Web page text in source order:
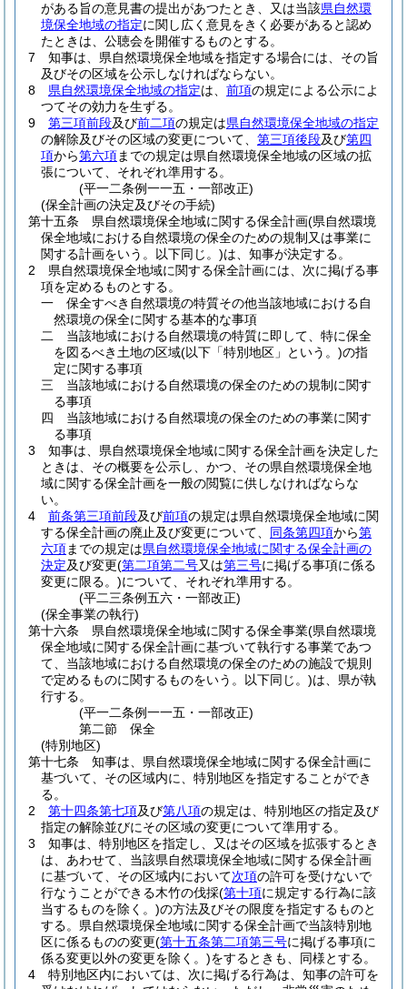
がある旨の意見書の提出があつたとき、又は当該県自然環
境保全地域の指定に関し広く意見をきく必要があると認め
たときは、公聴会を開催するものとする。
7
知事は、県自然環境保全地域を指定する場合には、その旨
及びその区域を公示しなければならない。
8
県自然環境保全地域の指定は、 前項の規定による公示によ
つてその効力を生ずる。
9
第三項前段及び前二項の規定は県自然環境保全地域の指定
の解除及びその区域の変更について、 第三項後段及び第四
項から第六項までの規定は県自然環境保全地域の区域の拡
張について、それぞれ準用する。
(平一二条例一一五・一部改正)
(保全計画の決定及びその手続)
第十五条
県自然環境保全地域に関する保全計画(県自然環境
保全地域における自然環境の保全のための規制又は事業に
関する計画をいう。以下同じ。)は、知事が決定する。
2
県自然環境保全地域に関する保全計画には、次に掲げる事
項を定めるものとする。
一
保全すべき自然環境の特質その他当該地域における自
然環境の保全に関する基本的な事項
二
当該地域における自然環境の特質に即して、特に保全
を図るべき土地の区域(以下「特別地区」という。)の指
定に関する事項
三
当該地域における自然環境の保全のための規制に関す
る事項
四
当該地域における自然環境の保全のための事業に関す
る事項
3
知事は、県自然環境保全地域に関する保全計画を決定した
ときは、その概要を公示し、かつ、その県自然環境保全地
域に関する保全計画を一般の閲覧に供しなければならな
い。
4
前条第三項前段及び前項の規定は県自然環境保全地域に関
する保全計画の廃止及び変更について、 同条第四項から第
六項までの規定は県自然環境保全地域に関する保全計画の
決定及び変更(第二項第二号又は第三号に掲げる事項に係る
変更に限る。)について、それぞれ準用する。
(平二三条例五六・一部改正)
(保全事業の執行)
第十六条
県自然環境保全地域に関する保全事業(県自然環境
保全地域に関する保全計画に基づいて執行する事業であつ
て、当該地域における自然環境の保全のための施設で規則
で定めるものに関するものをいう。以下同じ。)は、県が執
行する。
(平一二条例一一五・一部改正)
第二節
保全
(特別地区)
第十七条
知事は、県自然環境保全地域に関する保全計画に
基づいて、その区域内に、特別地区を指定することができ
る。
2
第十四条第七項及び第八項の規定は、特別地区の指定及び
指定の解除並びにその区域の変更について準用する。
3
知事は、特別地区を指定し、又はその区域を拡張するとき
は、あわせて、当該県自然環境保全地域に関する保全計画
に基づいて、その区域内において次項の許可を受けないで
行なうことができる木竹の伐採(第十項に規定する行為に該
当するものを除く。)の方法及びその限度を指定するものと
する。 県自然環境保全地域に関する保全計画で当該特別地
区に係るものの変更(第十五条第二項第三号に掲げる事項に
係る変更以外の変更を除く。)をするときも、同様とする。
4
特別地区内においては、次に掲げる行為は、知事の許可を